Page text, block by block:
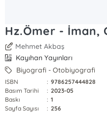
Hz.Ömer - İman,
Mehmet Akbaş
Kayıhan Yayınları
Biyografi - Otobiyografi
ISBN : 9786257444828
Basım Tarihi
: 2023-05
Baskı
: 1
Sayfa Sayısı
: 256